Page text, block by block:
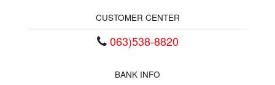
CUSTOMER CENTER
063)538-8820
BANK INFO